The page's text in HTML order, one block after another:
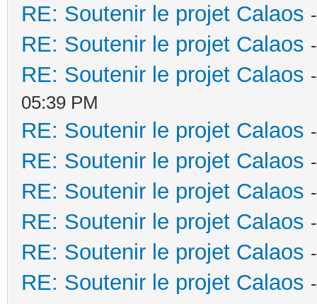
RE: Soutenir le projet Calaos
RE: Soutenir le projet Calaos
RE: Soutenir le projet Calaos
05:39 PM
RE: Soutenir le projet Calaos
RE: Soutenir le projet Calaos
RE: Soutenir le projet Calaos
RE: Soutenir le projet Calaos
RE: Soutenir le projet Calaos
RE: Soutenir le projet Calaos